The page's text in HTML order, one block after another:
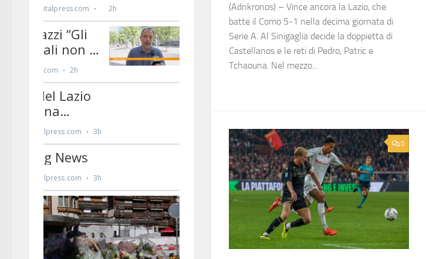
(Adnkronos) – Vince ancora la Lazio, che
batte il Como 5-1 nella decima giornata di
Serie A. Al Sinigaglia decide la doppietta di
Castellanos e le reti di Pedro, Patric e
Tchaouna. Nel mezzo...
0